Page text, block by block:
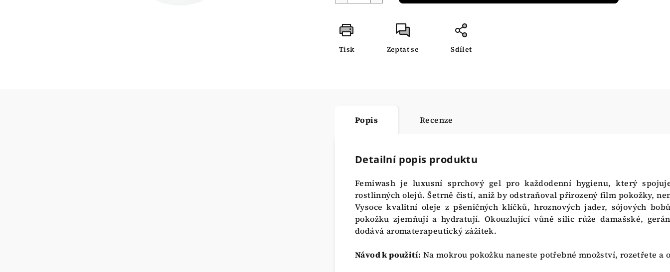
Tisk Zeptat se Sdílet
Popis Recenze
Detailní popis produktu
Femiwash je luxusní sprchový gel pro každodenní hygienu, který
rostlinných olejů. Šetrně čistí, aniž by odstraňoval přirozený film pokožky,
Vysoce kvalitní oleje z pšeničných klíčků, hroznových jader, sójových
pokožku zjemňují a hydratují. Okouzlující vůně silic růže damašské,
dodává aromaterapeutický zážitek.
Návod k použití: Na mokrou pokožku naneste potřebné množství, rozetřete a